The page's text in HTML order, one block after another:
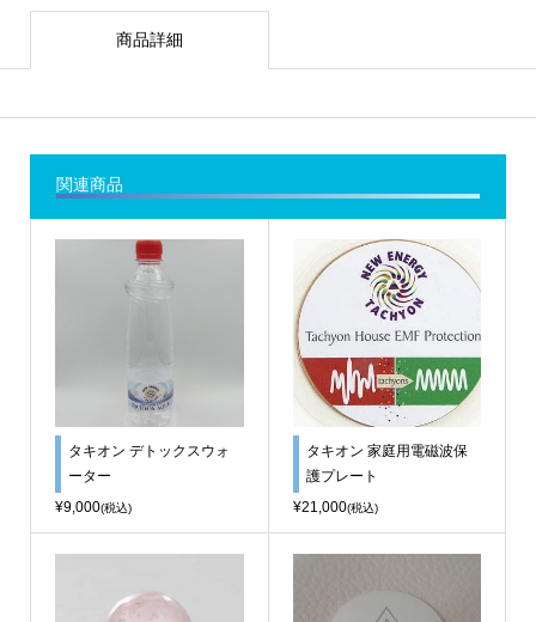
商品詳細
関連商品
タキオン デトックスウォ
ーター
¥9,000(税込)
タキオン 家庭用電磁波保
護プレート
¥21,000(税込)